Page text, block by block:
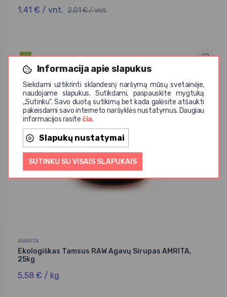
Informacija apie slapukus
Siekdami užtikrinti sklandesnį naršymą mūsų svetainėje,
naudojame slapukus. Sutikdami, paspauskite mygtuką
,,Sutinku". Savo duotą sutikimą bet kada galėsite atšaukti
pakeisdami savo interneto naršyklės nustatymus. Daugiau
informacijos rasitečia.
Slapukų nustatymai
SUTINKU SU VISAIS SLAPUKAIS
1,41 € / vnt. 2,01 € / vnt.
AMRITA
Ekologiškas Tamsus RAW Agavų Sirupas AMRITA,
25kg
5,58 € / kg